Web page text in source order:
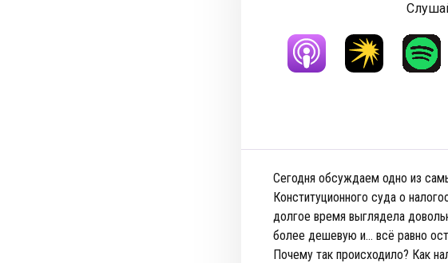
Сегодня обсуждаем одно из
Конституционного суда о
долгое время выглядела
более дешевую и… всё равно
Почему так происходило? Как